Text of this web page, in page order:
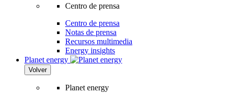
Centro de prensa
Centro de prensa
Notas de prensa
Recursos multimedia
Energy insights
Planet energy
Volver
Planet energy